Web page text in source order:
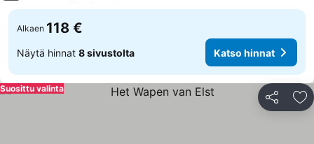
Alkaen 118 €
Näytä hinnat 8 sivustolta Katso hinnat
Jaa
Suosittu valinta